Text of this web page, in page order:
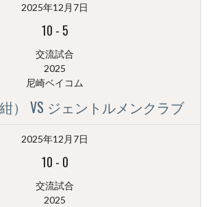
2025年12月7日
10 - 5
交流試合
2025
尼崎ベイコム
紺） VS ジェントルメンクラブ
2025年12月7日
10 - 0
交流試合
2025